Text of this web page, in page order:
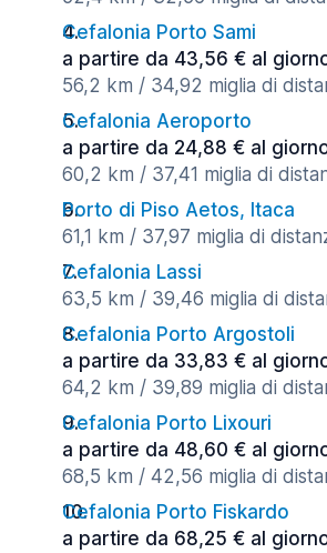
Cefalonia Porto Sami
a partire da 43,56 € al
56,2 km / 34,92 miglia di
Cefalonia Aeroporto
a partire da 24,88 € al
60,2 km / 37,41 miglia di
Porto di Piso Aetos, Itaca
61,1 km / 37,97 miglia di
Cefalonia Lassi
63,5 km / 39,46 miglia di
Cefalonia Porto Argostoli
a partire da 33,83 € al
64,2 km / 39,89 miglia di
Cefalonia Porto Lixouri
a partire da 48,60 € al
68,5 km / 42,56 miglia di
Cefalonia Porto Fiskardo
a partire da 68,25 € al